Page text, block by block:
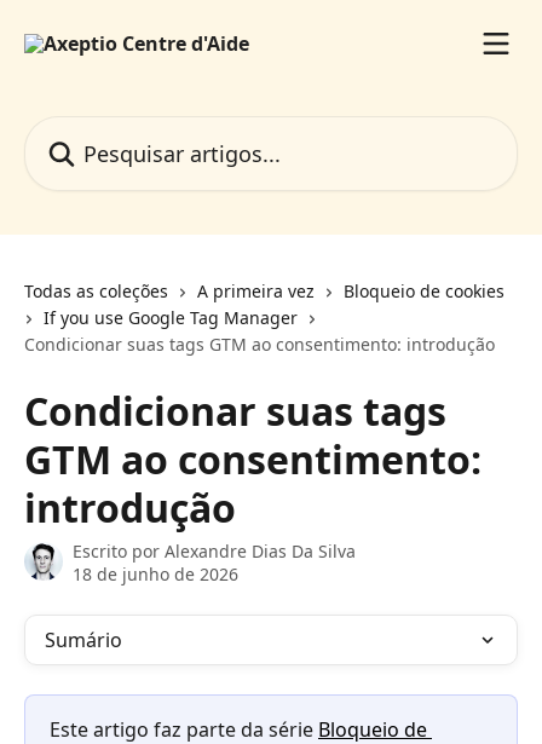
Todas as coleções A primeira vez
Bloqueio de cookies
If you use Google Tag Manager
Condicionar suas tags GTM ao consentimento: introdução
Condicionar suas tags
GTM ao consentimento:
introdução
Escrito por Alexandre Dias Da Silva
18 de junho de 2026
Sumário
Este artigo faz parte da série Bloqueio de